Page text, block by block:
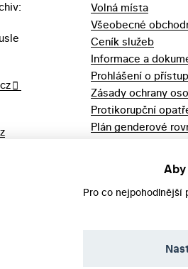
Volná místa
Všeobecné
Ceník služeb
Informace a
Prohlášení o
Zásady ochrany
Protikorupční
Plán genderové
Pro co nejpohodlnější